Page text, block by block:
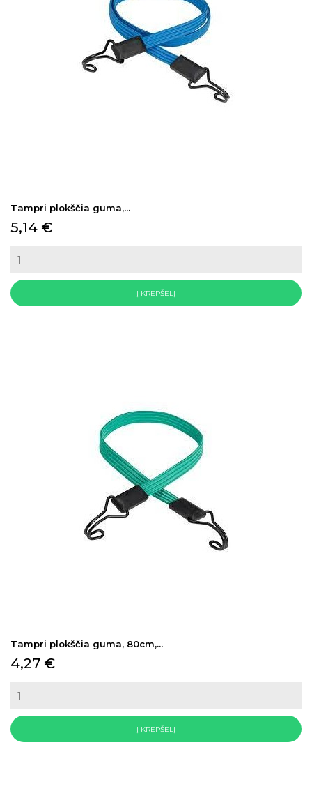
Tampri plokščia guma,...
Kaina
5,14 €
Į KREPŠELĮ
Tampri plokščia guma, 80cm,...
Kaina
4,27 €
Į KREPŠELĮ